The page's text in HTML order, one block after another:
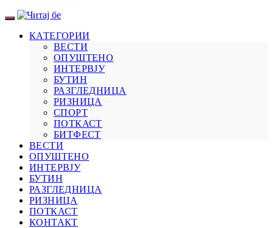
КАТЕГОРИИ
ВЕСТИ
ОПУШТЕНО
ИНТЕРВЈУ
БУТИН
РАЗГЛЕДНИЦА
РИЗНИЦА
СПОРТ
ПОТКАСТ
БИТФЕСТ
ВЕСТИ
ОПУШТЕНО
ИНТЕРВЈУ
БУТИН
РАЗГЛЕДНИЦА
РИЗНИЦА
ПОТКАСТ
КОНТАКТ